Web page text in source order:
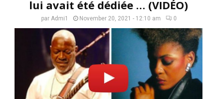
lui avait été dédiée … (VIDÉO)
par Admi1 November 20, 2021 - 12:10 am 0